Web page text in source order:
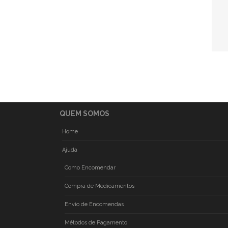
QUEM SOMOS
Home
Ajuda
Como Encomendar
Compra de Medicamentos
Envio de Encomendas
Métodos de Pagamento